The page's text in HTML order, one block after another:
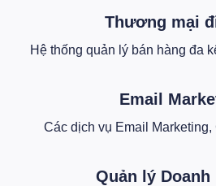
Thương mại
Hệ thống quản lý bán hàng đa
Email
Các dịch vụ Email Marketing,
Quản lý Doanh